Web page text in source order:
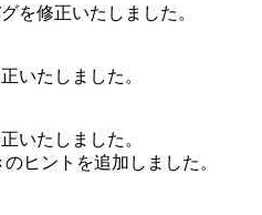
を修正いたしました。
いたしました。
いたしました。
追加しました。